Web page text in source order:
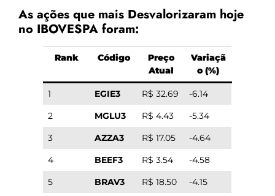
As ações que mais Desvalorizaram hoje
no IBOVESPA foram:
Rank Código
Preço
Atual
Variaçã
o (%)
1 EGIE3 R$ 32.69
-6.14
2
MGLU3 R$ 4.43
-5.34
3
AZZA3 R$ 17.05
-4.64
4
BEEF3 R$ 3.54
-4.58
5
BRAV3 R$ 18.50
-4.15